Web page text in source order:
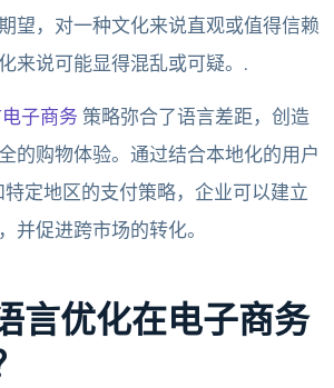
望，对一种文化来说直观或值得信赖
来说可能显得混乱或可疑。.
子商务 策略弥合了语言差距，创造
的购物体验。通过结合本地化的用户
定地区的支付策略，企业可以建立
并促进跨市场的转化。
言优化在电子商务